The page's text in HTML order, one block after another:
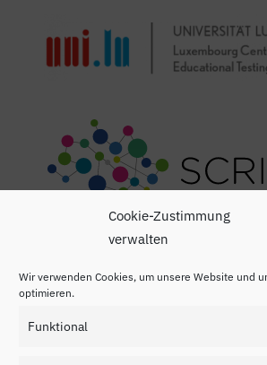
Cookie-Zustimmung
verwalten
Wir verwenden Cookies, um unsere Website und
optimieren.
Funktional